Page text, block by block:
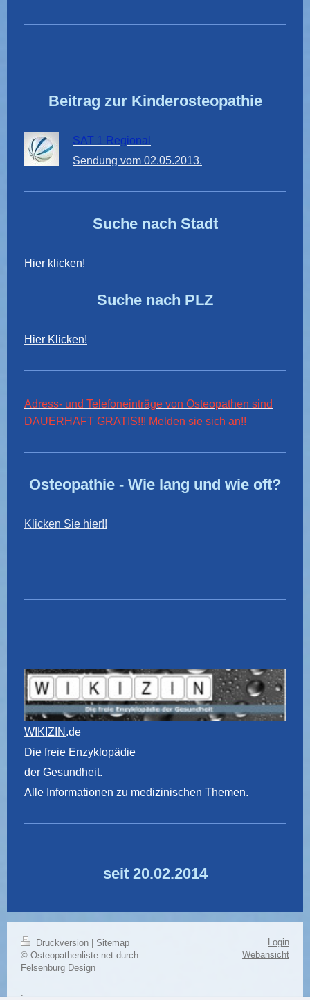
Beitrag zur Kinderosteopathie
SAT 1 Regional
Sendung vom 02.05.2013.
Suche nach Stadt
Hier klicken!
Suche nach PLZ
Hier Klicken!
Adress- und Telefoneinträge von Osteopathen sind
DAUERHAFT GRATIS!!! Melden sie sich an!!
Osteopathie - Wie lang und wie oft?
Klicken Sie hier!!
WIKIZIN .de
Die freie Enzyklopädie
der Gesundheit.
Alle Informationen zu medizinischen Themen.
seit 20.02.2014
Druckversion
Sitemap
© Osteopathenliste.net durch
Felsenburg Design
.
Login
Webansicht